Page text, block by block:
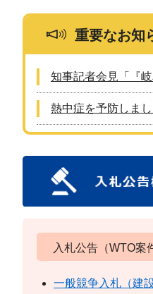
重要なお知
知事記者会見「『
熱中症を予防しまし
入札公告（WTO案
一般競争入札（建